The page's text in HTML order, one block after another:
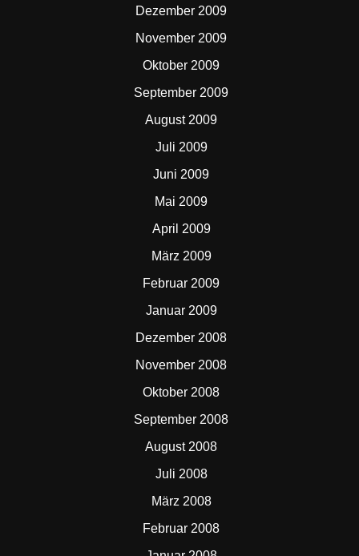
Dezember 2009
November 2009
Oktober 2009
September 2009
August 2009
Juli 2009
Juni 2009
Mai 2009
April 2009
März 2009
Februar 2009
Januar 2009
Dezember 2008
November 2008
Oktober 2008
September 2008
August 2008
Juli 2008
März 2008
Februar 2008